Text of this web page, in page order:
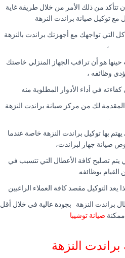
تتأكد من ذلك الأمر من خلال طريقة غاية
توكيل صيانة براندت النزهة
تواجهك مع أجهزتك براندت بالنزهة
،
هو أن تراقب الجهاز المنزلي خاصتك
وظائفه ،
في أداء الأدوار المطلوبة منه
لك من مركز صيانة براندت النزهة
بها توكيل براندت النزهة خاصة عندما
صيانة جهاز لبراندت،
يتم تصليح كافة الأعطال التي تتسبب في
القيام بوظائفه
التوكيل مقصد كافة العملاء الراغبين
النزهة بجودة عالية في خلال أقل
صيانة توشيبا
براندت النزهة